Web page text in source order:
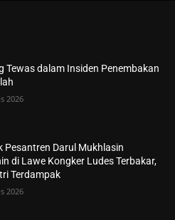
Tewas dalam Insiden Penembakan
2026
Pesantren Darul Mukhlasin
di Lawe Kongker Ludes Terbakar,
Terdampak
2026